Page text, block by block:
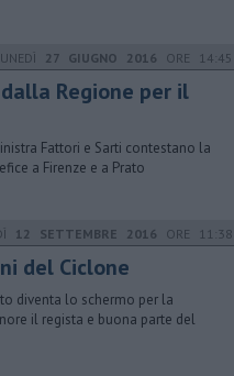
27 GIUGNO 2016 ORE 14:45
Regione per il
Fattori e Sarti contestano la
a Firenze e a Prato
12 SETTEMBRE 2016 ORE 11:38
del Ciclone
diventa lo schermo per la
il regista e buona parte del